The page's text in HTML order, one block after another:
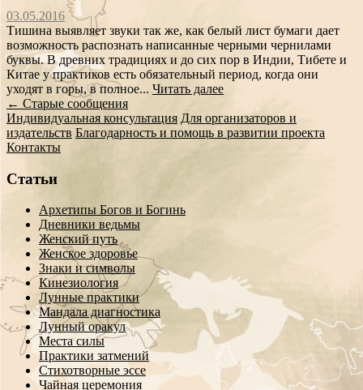
03.05.2016
Тишина выявляет звуки так же, как белый лист бумаги дает
возможность распознать написанные черными чернилами
буквы. В древних традициях и до сих пор в Индии, Тибете и
Китае у практиков есть обязательный период, когда они
уходят в горы, в полное... Читать далее
Сообщение
навигации
← Старые сообщения
Индивидуальная консультация Для организаторов и
издательств Благодарность и помощь в развитии проекта
Контакты
Статьи
Архетипы Богов и Богинь
Дневники ведьмы
Женский путь
Женское здоровье
Знаки и символы
Кинезиология
Лунные практики
Мандала диагностика
Лунный оракул
Места силы
Практики затмений
Стихотворные эссе
Чайная церемония